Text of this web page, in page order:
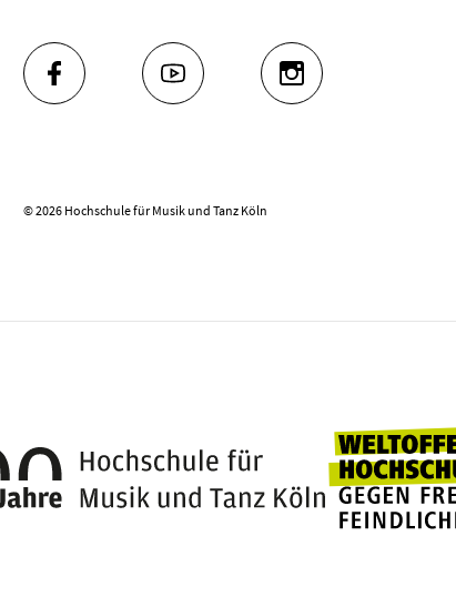
FACEBOOK YOUTUBE INSTAGRAM
© 2026 Hochschule für Musik und Tanz Köln
100 Jahre